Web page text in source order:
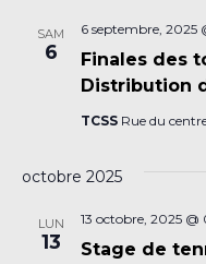
SAM
6
Finales des
Distribution
6 septembre, 2025
TCSS Rue du
octobre 2025
LUN
13 Stage de
13 octobre, 2025